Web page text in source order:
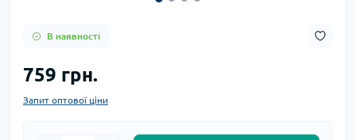
В наявності
759 грн.
Запит оптової ціни